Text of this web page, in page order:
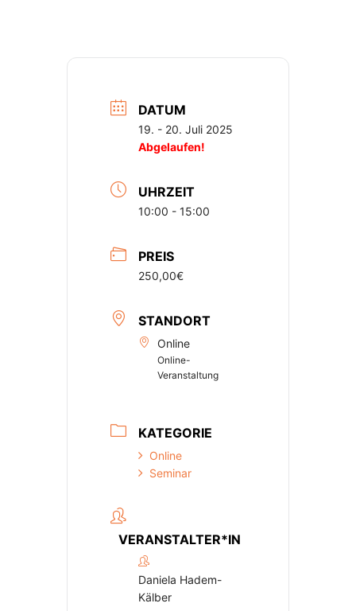
DATUM
19. - 20. Juli 2025
Abgelaufen!
UHRZEIT
10:00 - 15:00
PREIS
250,00€
STANDORT
Online
Online-
Veranstaltung
KATEGORIE
Online
Seminar
VERANSTALTER*IN
Daniela Hadem-
Kälber